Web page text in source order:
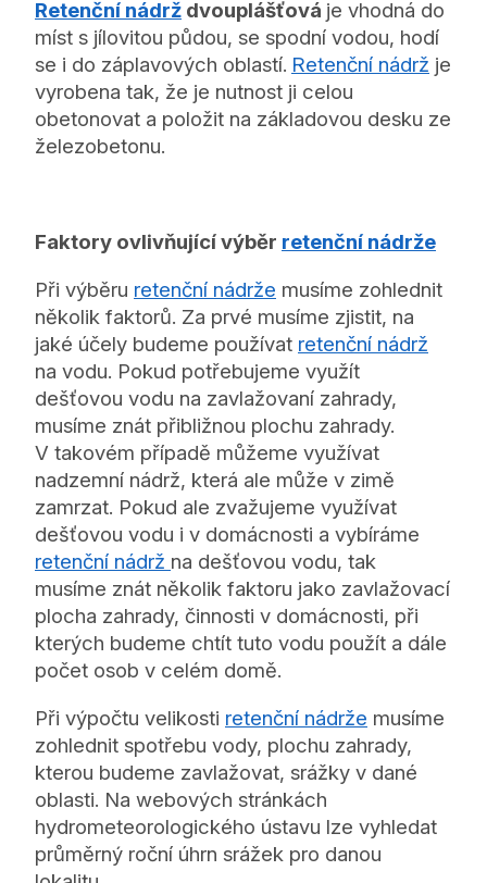
Retenční nádrž dvouplášťová je vhodná do
míst s jílovitou půdou, se spodní vodou, hodí
se i do záplavových oblastí. Retenční nádrž je
vyrobena tak, že je nutnost ji celou
obetonovat a položit na základovou desku ze
železobetonu.
Faktory ovlivňující výběr retenční nádrže
Při výběru retenční nádrže musíme zohlednit
několik faktorů. Za prvé musíme zjistit, na
jaké účely budeme používat retenční nádrž
na vodu. Pokud potřebujeme využít
dešťovou vodu na zavlažovaní zahrady,
musíme znát přibližnou plochu zahrady.
V takovém případě můžeme využívat
nadzemní nádrž, která ale může v zimě
zamrzat. Pokud ale zvažujeme využívat
dešťovou vodu i v domácnosti a vybíráme
retenční nádrž na dešťovou vodu, tak
musíme znát několik faktoru jako zavlažovací
plocha zahrady, činnosti v domácnosti, při
kterých budeme chtít tuto vodu použít a dále
počet osob v celém domě.
Při výpočtu velikosti retenční nádrže musíme
zohlednit spotřebu vody, plochu zahrady,
kterou budeme zavlažovat, srážky v dané
oblasti. Na webových stránkách
hydrometeorologického ústavu lze vyhledat
průměrný roční úhrn srážek pro danou